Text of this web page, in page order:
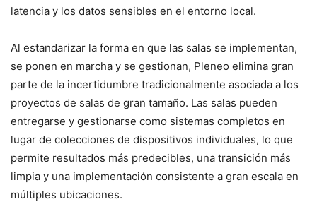
latencia y los datos sensibles en el entorno local.
Al estandarizar la forma en que las salas se implementan,
se ponen en marcha y se gestionan, Pleneo elimina gran
parte de la incertidumbre tradicionalmente asociada a los
proyectos de salas de gran tamaño. Las salas pueden
entregarse y gestionarse como sistemas completos en
lugar de colecciones de dispositivos individuales, lo que
permite resultados más predecibles, una transición más
limpia y una implementación consistente a gran escala en
múltiples ubicaciones.